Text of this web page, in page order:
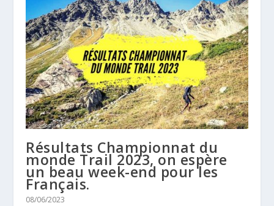
Résultats Championnat du
monde Trail 2023, on espère
un beau week-end pour les
Français.
08/06/2023